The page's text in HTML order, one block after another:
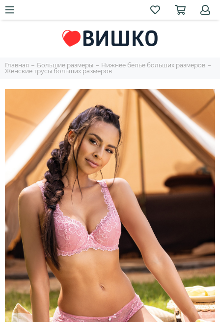
Главная Большие размеры
Нижнее белье больших размеров
Женские трусы больших размеров